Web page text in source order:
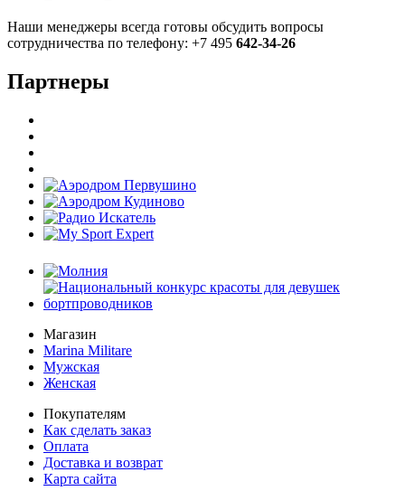
Наши менеджеры всегда готовы обсудить вопросы
сотрудничества по телефону: +7 495 642-34-26
Партнеры
Магазин
Marina Militare
Мужская
Женская
Покупателям
Как сделать заказ
Оплата
Доставка и возврат
Карта сайта